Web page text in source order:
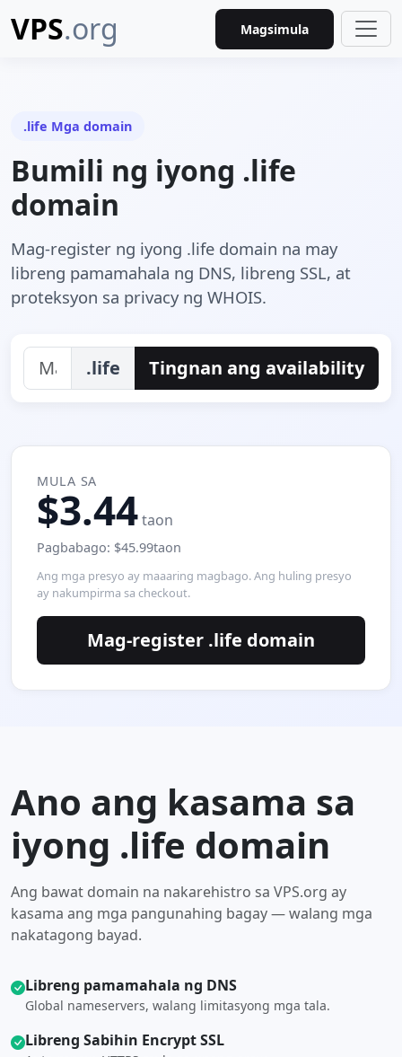
VPS.org Magsimula
.life Mga domain
Bumili ng iyong .life
domain
Mag-register ng iyong .life domain na may
libreng pamamahala ng DNS, libreng SSL, at
proteksyon sa privacy ng WHOIS.
.life Tingnan ang availability
MULA SA
$3.44taon
Pagbabago: $45.99taon
Ang mga presyo ay maaaring magbago. Ang huling presyo
ay nakumpirma sa checkout.
Mag-register .life domain
Ano ang kasama sa
iyong .life domain
Ang bawat domain na nakarehistro sa VPS.org ay
kasama ang mga pangunahing bagay — walang mga
nakatagong bayad.
Libreng pamamahala ng DNS
Global nameservers, walang limitasyong mga tala.
Libreng Sabihin Encrypt SSL